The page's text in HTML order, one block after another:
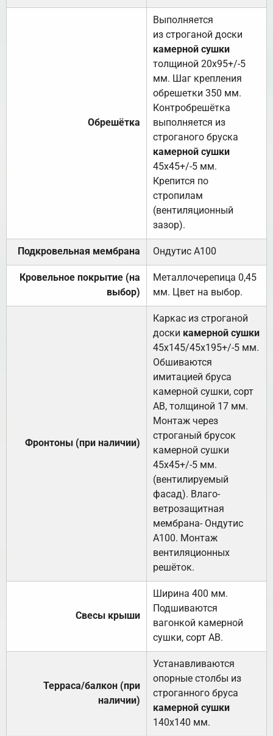
Обрешётка
Выполняется
из строганой доски
камерной сушки
толщиной 20х95+/-5
мм. Шаг крепления
обрешетки 350 мм.
Контробрешётка
выполняется из
строганого бруска
камерной сушки
45х45+/-5 мм.
Крепится по
стропилам
(вентиляционный
зазор).
Подкровельная мембрана Ондутис А100
Кровельное покрытие (на
выбор)
Металлочерепица 0,45
мм. Цвет на выбор.
Фронтоны (при наличии)
Каркас из строганой
доски камерной сушки
45х145/45х195+/-5 мм.
Обшиваются
имитацией бруса
камерной сушки, сорт
АВ, толщиной 17 мм.
Монтаж через
строганый брусок
камерной сушки
45х45+/-5 мм.
(вентилируемый
фасад). Влаго-
ветрозащитная
мембрана- Ондутис
А100. Монтаж
вентиляционных
решёток.
Свесы крыши
Ширина 400 мм.
Подшиваются
вагонкой камерной
сушки, сорт АВ.
Терраса/балкон (при
наличии)
Устанавливаются
опорные столбы из
строганного бруса
камерной сушки
140х140 мм.